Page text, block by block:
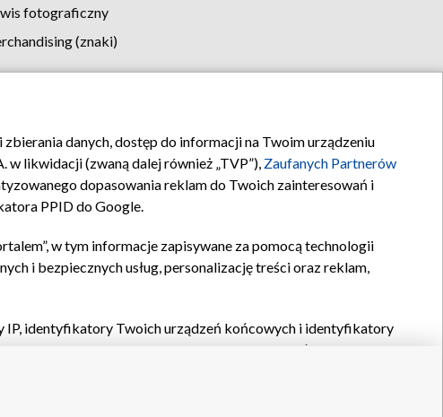
fotograficzny
(znaki)
reklamy Kontakt
danych, dostęp do informacji na Twoim urządzeniu
likwidacji (zwaną dalej również „TVP”), Zaufanych Partnerów
dopasowania reklam do Twoich zainteresowań i
PPID do Google.
w tym informacje zapisywane za pomocą technologii
i bezpiecznych usług, personalizację treści oraz reklam,
IP, identyfikatory Twoich urządzeń końcowych i identyfikatory
oraz pozostałych
podstawowych reklam, wyboru spersonalizowanych
treści, pomiaru wydajności reklam, pomiaru wydajności